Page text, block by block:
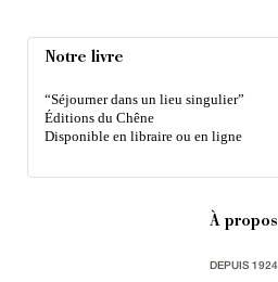
Notre livre
“Séjourner dans un lieu singulier”
Éditions du Chêne
Disponible en libraire ou en ligne
À propos
DEPUIS 1924